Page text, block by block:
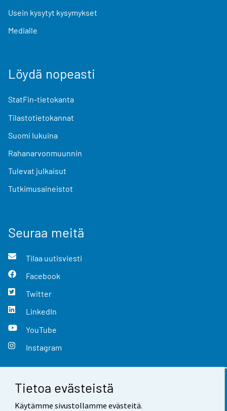
Tietoa evästeistä
Käytämme sivustollamme evästeitä.
Usein kysytyt kysymykset
Medialle
Löydä nopeasti
StatFin-tietokanta
Tilastotietokannat
Suomi lukuina
Rahanarvonmuunnin
Tulevat julkaisut
Tutkimusaineistot
Seuraa meitä
Tilaa uutisviesti
Facebook
Twitter
LinkedIn
YouTube
Instagram
Yhteystiedot